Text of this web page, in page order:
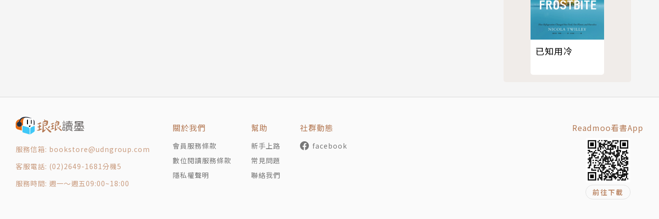
190萬粉絲破億次觀看她解數學！不用計算機照樣心裡有數。
【作者簡介】
譚雅．扎克維奇（Tanya Zakowich）
創立Pink Pencil Math，分享解決數學問題的技巧和竅門。頻道影片累積數億觀看次數，她的數學基礎課程更幫助無數人
重拾對數學的信心。
第3章 速乘的祕訣
3-1 任何數乘以5
3-2 三位數乘以11，不用按計算機
3-3 訂閱費每月13美元，一年要花多少錢？
3-4 相差2的數字相乘
已知用冷
服務信箱: bookstore@udngroup.com
客服電話: (02)2649-1681分機5
服務時間: 週一～週五09:00~18:00
關於我們
會員服務條款
數位閱讀服務條款
隱私權聲明
幫助
新手上路
常見問題
聯絡我們
社群動態
facebook
Readmoo看書App
前往下載